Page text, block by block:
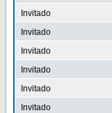
Invitado
Invitado
Invitado
Invitado
Invitado
Invitado